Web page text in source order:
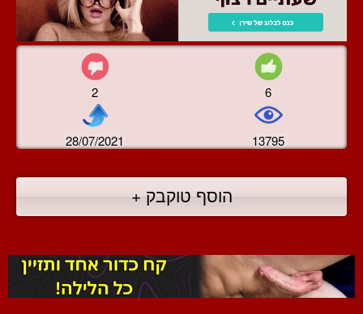
2 6
28/07/2021 13795
הוסף טוקבק +